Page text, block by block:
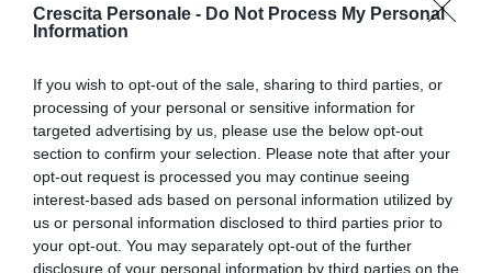
Crescita Personale - Do Not Process My Personal
Information
If you wish to opt-out of the sale, sharing to third parties, or
processing of your personal or sensitive information for
targeted advertising by us, please use the below opt-out
section to confirm your selection. Please note that after your
opt-out request is processed you may continue seeing
interest-based ads based on personal information utilized by
us or personal information disclosed to third parties prior to
your opt-out. You may separately opt-out of the further
disclosure of your personal information by third parties on the
APPRENDIMENTO
Voti a scuola, pro e contro
ATTEGGIAMENTO
Incassare un rifiuto: come riprendersi
(alla grand...
PSICOLOGIA
Pensiero magico: cos'è e perché può
rivelarsi util...